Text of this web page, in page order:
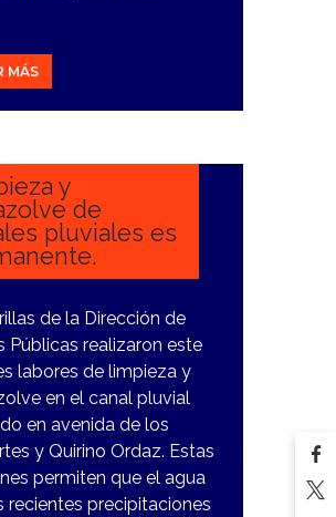
MÁS
y
de
pluviales es
de la Dirección de
Públicas realizaron este
labores de limpieza y
en el canal pluvial
en avenida de los
y Quirino Ordaz. Estas
permiten que el agua
recientes precipitaciones